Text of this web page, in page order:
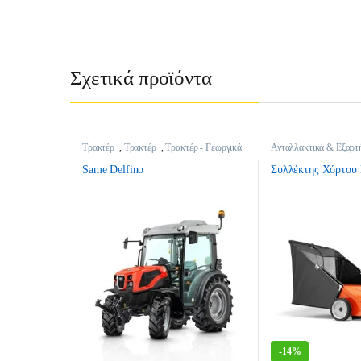
Σχετικά προϊόντα
Τρακτέρ , Τρακτέρ ,Τρακτέρ - Γεωργικά
Same Delfino
Ανταλλακτικά &
Χλοοκοπτικά Κήπου ,
Γεωργικά Μηχανήματα
Συλλέκτης Χόρτου
-14%